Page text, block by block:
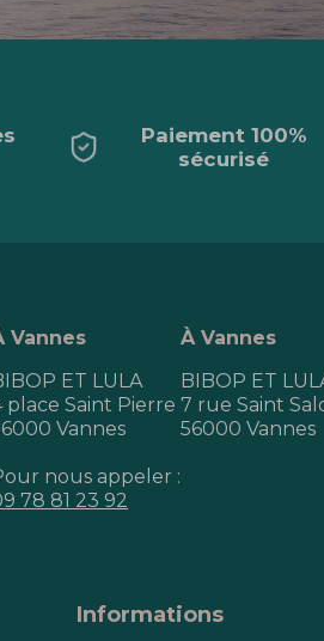
Paiement 100%
sécurisé
Vannes
ET LULA
place Saint Pierre
Vannes
nous appeler :
78 81 23 92
À Vannes
BIBOP ET
7 rue Saint
56000 Vannes
Informations